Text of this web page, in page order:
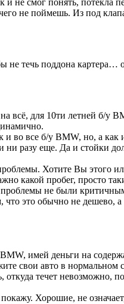
не поймешь. Из под
не течь поддона
всё, для 10ти летней б/у
и во все б/у BMW, но, а
ни разу еще. Да и стойки
Хотите Вы этого
какой пробег, просто
не были
что это обычно не
имей деньги на
свои авто в
откуда течет
Хорошие, не